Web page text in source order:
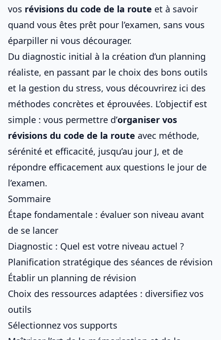
vos révisions du code de la route et à savoir
quand vous êtes prêt pour l’examen, sans vous
éparpiller ni vous décourager.
Du diagnostic initial à la création d’un planning
réaliste, en passant par le choix des bons outils
et la gestion du stress, vous découvrirez ici des
méthodes concrètes et éprouvées. L’objectif est
simple : vous permettre d’organiser vos
révisions du code de la route avec méthode,
sérénité et efficacité, jusqu’au jour J, et de
répondre efficacement aux questions le jour de
l’examen.
Sommaire
Étape fondamentale : évaluer son niveau avant
de se lancer
Diagnostic : Quel est votre niveau actuel ?
Planification stratégique des séances de révision
Établir un planning de révision
Choix des ressources adaptées : diversifiez vos
outils
Sélectionnez vos supports